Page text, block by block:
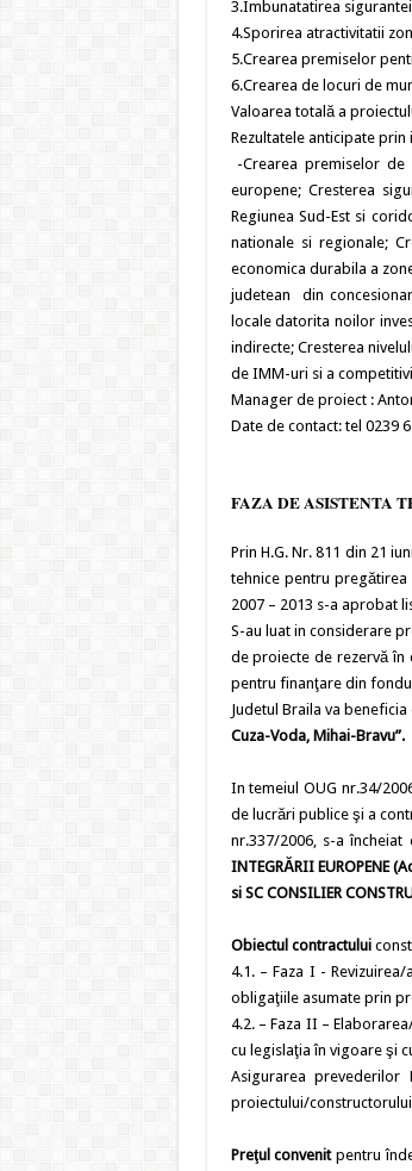
3.Imbunatatirea
4.Sporirea atractivitatii
5.Crearea premiselor
6.Crearea de locuri de
Valoarea totală a
Rezultatele anticipate
-Crearea premiselor
europene; Cresterea
Regiunea Sud-Est si
nationale si regionale;
economica durabila a
judetean din
locale datorita noilor
indirecte; Cresterea
de IMM-uri si a
Manager de proiect :
Date de contact: tel 0239
FAZA DE ASISTENTA
Prin H.G. Nr. 811 din 21
tehnice pentru
2007 – 2013 s-a aprobat
S-au luat in considerare
de proiecte de rezervă în
pentru finanţare din
Judetul Braila va
Cuza-Voda, Mihai-Bravu”.
In temeiul OUG nr.34/
de lucrări publice şi a
nr.337/2006, s-a
INTEGRĂRII EUROPENE
si SC CONSILIER
Obiectul contractului
4.1. – Faza I -
obligaţiile asumate prin
4.2. – Faza II –
cu legislaţia în vigoare şi
Asigurarea
proiectului/
Preţul convenitpentru